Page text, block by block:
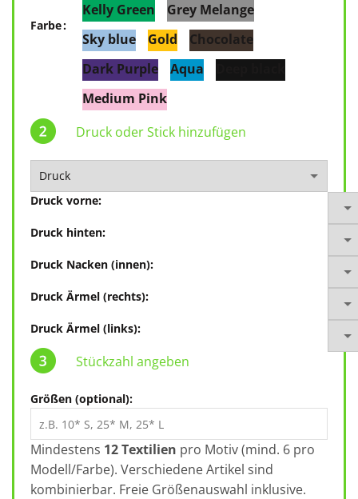
Farbe
Kelly Green
Grey Melange
Sky blue
Gold
Chocolate
Dark Purple
Aqua
Medium Pink
Druck oder Stick hinzufügen
Druck vorne:
Druck hinten:
Druck Nacken (innen):
Druck Ärmel (rechts):
Druck Ärmel (links):
Stückzahl angeben
Größen (optional):
Mindestens 12 Textilien pro Motiv (mind. 6 pro
Modell/Farbe). Verschiedene Artikel sind
kombinierbar. Freie Größenauswahl inklusive.